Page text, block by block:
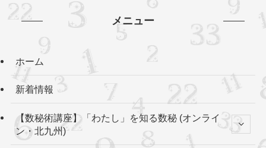
メニュー
ホーム
新着情報
【数秘術講座】「わたし」を知る数秘 (オンライ
ン・北九州)